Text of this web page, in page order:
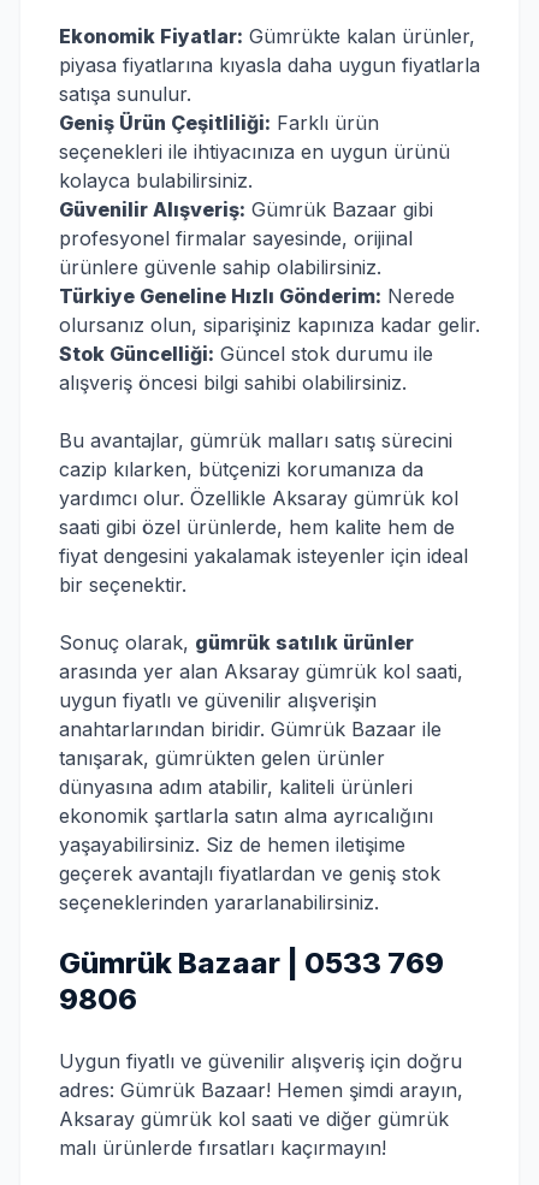
Ekonomik Fiyatlar: Gümrükte kalan ürünler,
piyasa fiyatlarına kıyasla daha uygun fiyatlarla
satışa sunulur.
Geniş Ürün Çeşitliliği: Farklı ürün
seçenekleri ile ihtiyacınıza en uygun ürünü
kolayca bulabilirsiniz.
Güvenilir Alışveriş: Gümrük Bazaar gibi
profesyonel firmalar sayesinde, orijinal
ürünlere güvenle sahip olabilirsiniz.
Türkiye Geneline Hızlı Gönderim: Nerede
olursanız olun, siparişiniz kapınıza kadar gelir.
Stok Güncelliği: Güncel stok durumu ile
alışveriş öncesi bilgi sahibi olabilirsiniz.
Bu avantajlar, gümrük malları satış sürecini
cazip kılarken, bütçenizi korumanıza da
yardımcı olur. Özellikle Aksaray gümrük kol
saati gibi özel ürünlerde, hem kalite hem de
fiyat dengesini yakalamak isteyenler için ideal
bir seçenektir.
Sonuç olarak, gümrük satılık ürünler
arasında yer alan Aksaray gümrük kol saati,
uygun fiyatlı ve güvenilir alışverişin
anahtarlarından biridir. Gümrük Bazaar ile
tanışarak, gümrükten gelen ürünler
dünyasına adım atabilir, kaliteli ürünleri
ekonomik şartlarla satın alma ayrıcalığını
yaşayabilirsiniz. Siz de hemen iletişime
geçerek avantajlı fiyatlardan ve geniş stok
seçeneklerinden yararlanabilirsiniz.
Gümrük Bazaar | 0533 769
9806
Uygun fiyatlı ve güvenilir alışveriş için doğru
adres: Gümrük Bazaar! Hemen şimdi arayın,
Aksaray gümrük kol saati ve diğer gümrük
malı ürünlerde fırsatları kaçırmayın!